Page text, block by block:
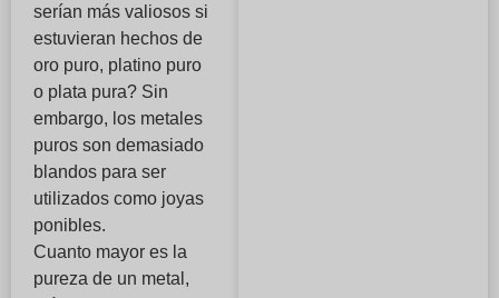
serían más valiosos si
estuvieran hechos de
oro puro, platino puro
o plata pura? Sin
embargo, los metales
puros son demasiado
blandos para ser
utilizados como joyas
ponibles.
Cuanto mayor es la
pureza de un metal,